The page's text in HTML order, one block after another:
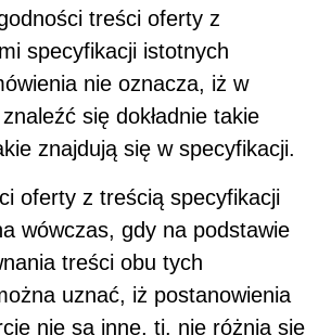
treści oferty z
specyfikacji istotnych
nie oznacza, iż w
się dokładnie takie
znajdują się w specyfikacji.
oferty z treścią specyfikacji
wówczas, gdy na podstawie
treści obu tych
uznać, iż postanowienia
nie są inne, tj. nie różnią się